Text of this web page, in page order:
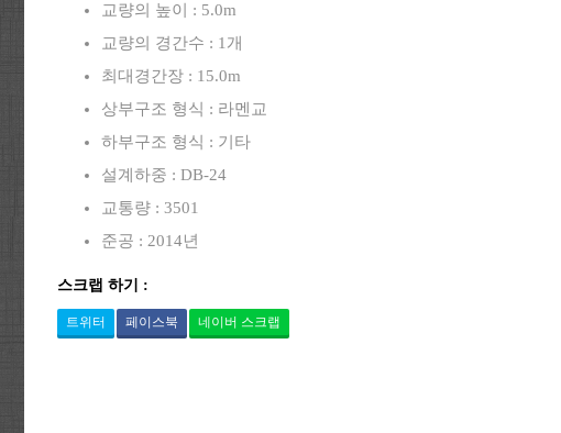
교량의 높이 : 5.0m
교량의 경간수 : 1개
최대경간장 : 15.0m
상부구조 형식 : 라멘교
하부구조 형식 : 기타
설계하중 : DB-24
교통량 : 3501
준공 : 2014년
스크랩 하기 :
트위터 페이스북 네이버 스크랩